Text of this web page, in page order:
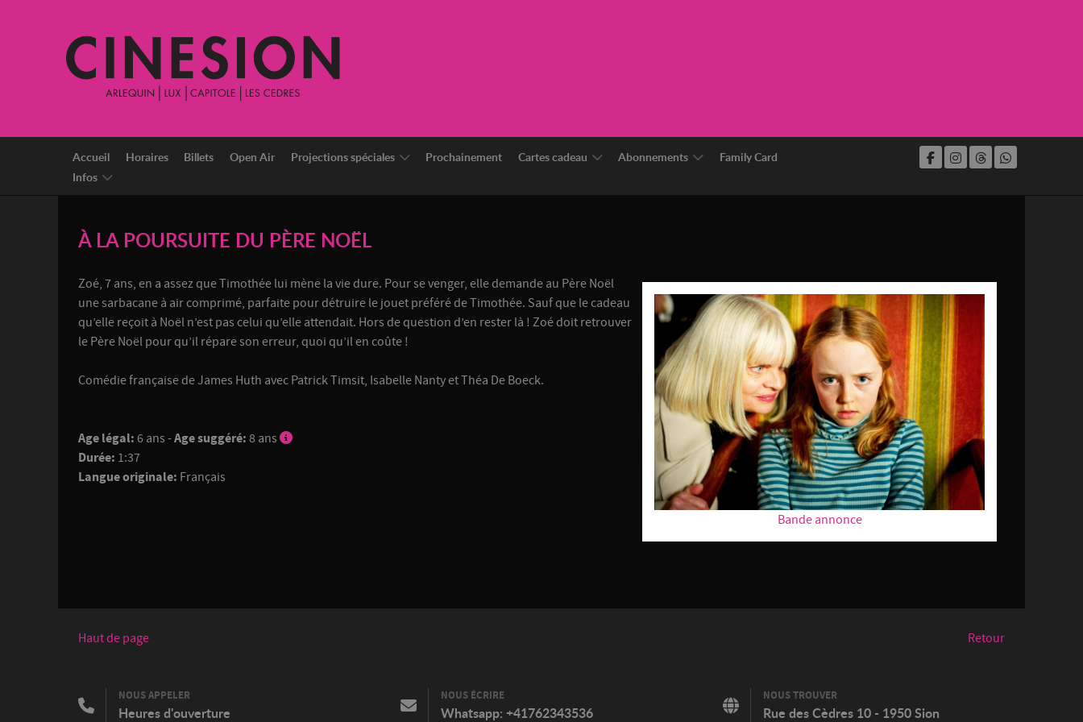
Accueil Horaires Billets Open Air Projections spéciales Prochainement Cartes cadeau Abonnements
Family Card
Infos
À LA POURSUITE DU PÈRE NOËL
Zoé, 7 ans, en a assez que Timothée lui mène la vie dure. Pour se venger, elle demande au Père Noël
une sarbacane à air comprimé, parfaite pour détruire le jouet préféré de Timothée. Sauf que le cadeau
qu’elle reçoit à Noël n’est pas celui qu’elle attendait. Hors de question d’en rester là ! Zoé doit retrouver
le Père Noël pour qu’il répare son erreur, quoi qu’il en coûte !
Comédie française de James Huth avec Patrick Timsit, Isabelle Nanty et Théa De Boeck.
Age légal: 6 ans -Age suggéré: 8 ans
Durée: 1:37
Langue originale: Français
Bande annonce
Haut de page Retour
NOUS APPELER
Heures d'ouverture
NOUS ÉCRIRE
Whatsapp: +41762343536
NOUS TROUVER
Rue des Cèdres 10 - 1950 Sion